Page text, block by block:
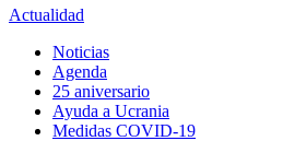
Actualidad
Noticias
Agenda
25 aniversario
Ayuda a Ucrania
Medidas COVID-19